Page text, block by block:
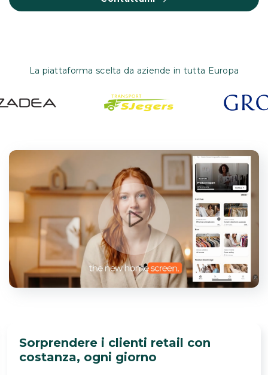
La piattaforma scelta da aziende in tutta Europa
Sorprendere i clienti retail con
costanza, ogni giorno